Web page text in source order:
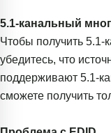
5.1-канальный
Чтобы получить 5.1-
убедитесь, что
поддерживают 5.1-
сможете получить